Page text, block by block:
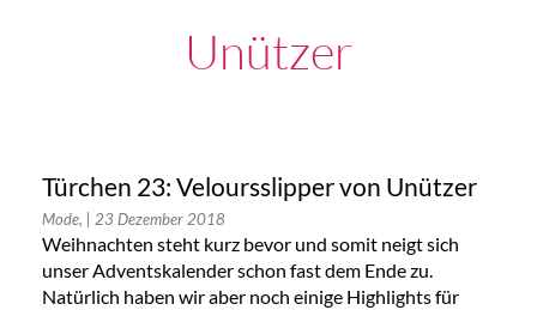
Unützer
Türchen 23: Veloursslipper von Unützer
Mode, | 23 Dezember 2018
Weihnachten steht kurz bevor und somit neigt sich
unser Adventskalender schon fast dem Ende zu.
Natürlich haben wir aber noch einige Highlights für